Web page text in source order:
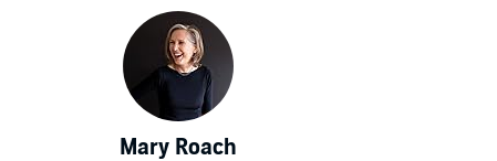
Mary Roach